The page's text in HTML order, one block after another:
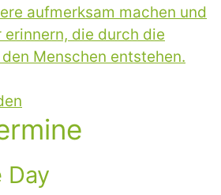
aufmerksam machen und
die durch die
Menschen entstehen.
Day